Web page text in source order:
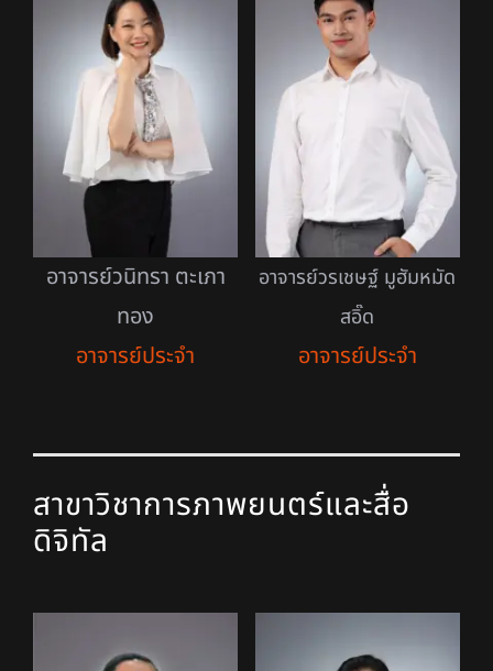
อาจารย์วนิทรา ตะเภา
ทอง
อาจารย์ประจำ
อาจารย์วรเชษฐ์ มูฮัมหมัด
สอิ๊ด
อาจารย์ประจำ
สาขาวิชาการภาพยนตร์และสื่อ
ดิจิทัล